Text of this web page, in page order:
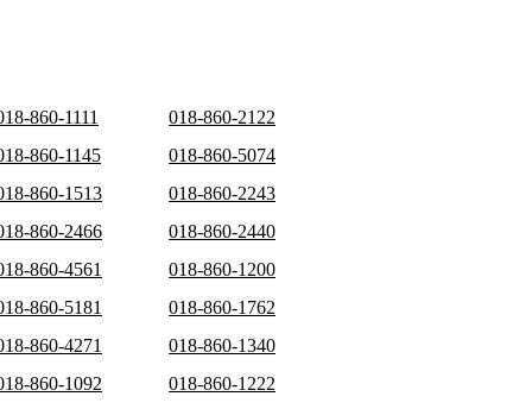
860-1111
018-860-2122
860-1145
018-860-5074
860-1513
018-860-2243
860-2466
018-860-2440
860-4561
018-860-1200
860-5181
018-860-1762
860-4271
018-860-1340
860-1092
018-860-1222